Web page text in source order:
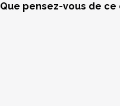
Que pensez-vous de ce